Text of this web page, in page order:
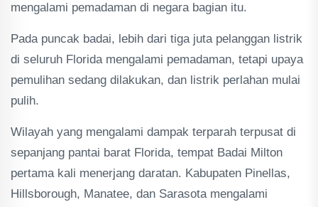
mengalami pemadaman di negara bagian itu.
Pada puncak badai, lebih dari tiga juta pelanggan listrik
di seluruh Florida mengalami pemadaman, tetapi upaya
pemulihan sedang dilakukan, dan listrik perlahan mulai
pulih.
Wilayah yang mengalami dampak terparah terpusat di
sepanjang pantai barat Florida, tempat Badai Milton
pertama kali menerjang daratan. Kabupaten Pinellas,
Hillsborough, Manatee, dan Sarasota mengalami